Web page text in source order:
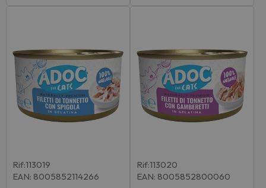
Rif:113019
EAN: 8005852114266
Rif:113020
EAN: 8005852800060